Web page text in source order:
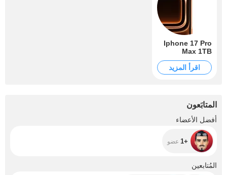
Iphone 17 Pro
Max 1TB
اقرأ المزيد
المتابَعون
أفضل الأعضاء
+1 عضو
المُتابعين